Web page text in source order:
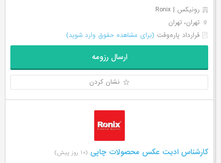
رونیکس | Ronix
تهران، تهران
قرارداد پاره‌وقت (برای مشاهده حقوق وارد شوید)
ارسال رزومه
نشان کردن
کارشناس ادیت عکس محصولات چاپی (۱۰ روز پیش)